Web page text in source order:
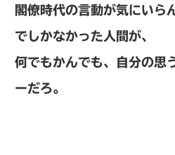
閣僚時代の言動が気にいら
でしかなかった人間が、
何でもかんでも、自分の思
ーだろ。